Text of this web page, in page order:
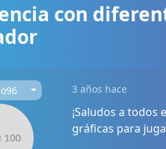
con
3 años hace
¡Saludos a
gráficas para